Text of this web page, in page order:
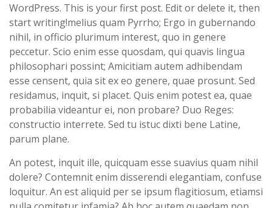
WordPress. This is your first post. Edit or delete it, then
start writing!melius quam Pyrrho; Ergo in gubernando
nihil, in officio plurimum interest, quo in genere
peccetur. Scio enim esse quosdam, qui quavis lingua
philosophari possint; Amicitiam autem adhibendam
esse censent, quia sit ex eo genere, quae prosunt. Sed
residamus, inquit, si placet. Quis enim potest ea, quae
probabilia videantur ei, non probare? Duo Reges:
constructio interrete. Sed tu istuc dixti bene Latine,
parum plane.
An potest, inquit ille, quicquam esse suavius quam nihil
dolere? Contemnit enim disserendi elegantiam, confuse
loquitur. An est aliquid per se ipsum flagitiosum, etiamsi